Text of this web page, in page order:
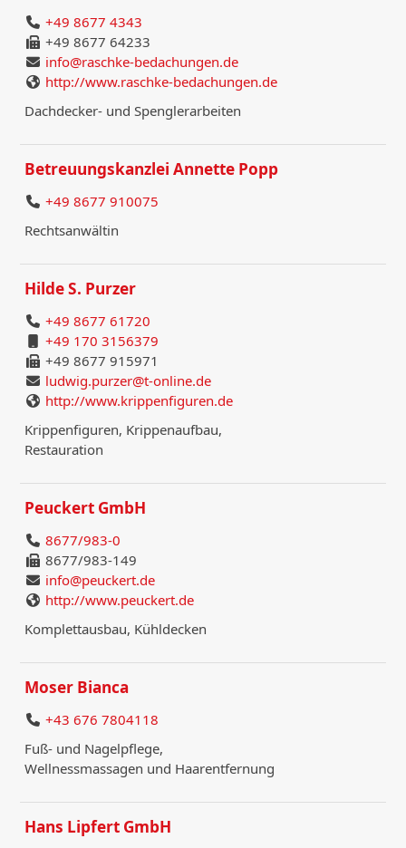
+49 8677 4343
+49 8677 64233
info@raschke-bedachungen.de
http://www.raschke-bedachungen.de
Dachdecker- und Spenglerarbeiten
Betreuungskanzlei Annette Popp
+49 8677 910075
Rechtsanwältin
Hilde S. Purzer
+49 8677 61720
+49 170 3156379
+49 8677 915971
ludwig.purzer@t-online.de
http://www.krippenfiguren.de
Krippenfiguren, Krippenaufbau,
Restauration
Peuckert GmbH
8677/983-0
8677/983-149
info@peuckert.de
http://www.peuckert.de
Komplettausbau, Kühldecken
Moser Bianca
+43 676 7804118
Fuß- und Nagelpflege,
Wellnessmassagen und Haarentfernung
Hans Lipfert GmbH